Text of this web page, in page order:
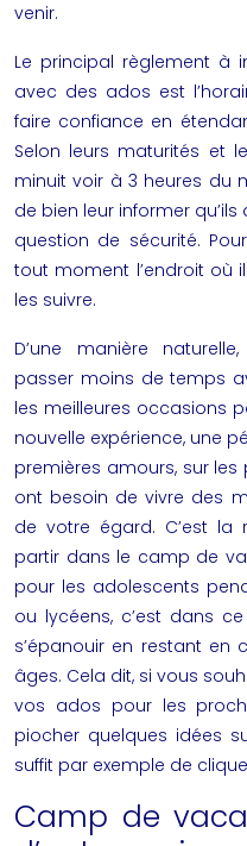
venir.
Le principal règlement à
avec des ados est
faire confiance en
Selon leurs maturités et
minuit voir à 3 heures du
de bien leur informer
question de sécurité.
tout moment l’endroit où
les suivre.
D’une manière
passer moins de temps
les meilleures occasions
nouvelle expérience, une
premières amours, sur les
ont besoin de vivre des
de votre égard. C’est la
partir dans le camp de
pour les adolescents
ou lycéens, c’est dans
s’épanouir en restant
âges. Cela dit, si vous
vos ados pour les
piocher quelques idées
suffit par exemple de
Camp de